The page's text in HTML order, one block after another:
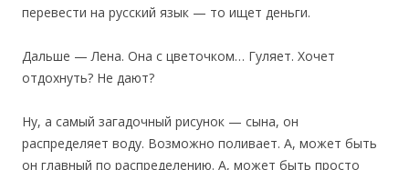
перевести на русский язык — то ищет деньги.
Дальше — Лена. Она с цветочком… Гуляет. Хочет
отдохнуть? Не дают?
Ну, а самый загадочный рисунок — сына, он
распределяет воду. Возможно поливает. А, может быть
он главный по распределению. А, может быть просто